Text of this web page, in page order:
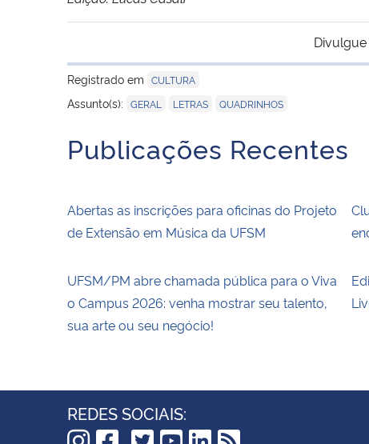
Registrado em CULTURA
Assunto(s): GERAL LETRAS QUADRINHOS
Publicações Recentes
Abertas as inscrições para oficinas do Projeto
de Extensão em Música da UFSM
UFSM/PM abre chamada pública para o Viva
o Campus 2026: venha mostrar seu talento,
sua arte ou seu negócio!
REDES SOCIAIS: